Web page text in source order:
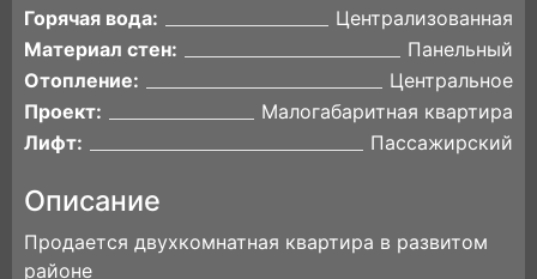
Горячая вода:
Централизованная
Материал стен:
Панельный
Отопление:
Центральное
Проект:
Малогабаритная квартира
Лифт:
Пассажирский
Описание
Продается двухкомнатная квартира в развитом
районе